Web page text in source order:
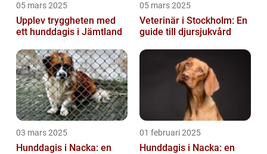
05 mars 2025
Upplev tryggheten med
ett hunddagis i Jämtland
05 mars 2025
Veterinär i Stockholm: En
guide till djursjukvård
03 mars 2025
Hunddagis i Nacka: en
01 februari 2025
Hunddagis i Nacka: en